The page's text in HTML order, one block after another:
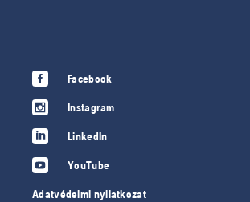
Facebook
Instagram
LinkedIn
YouTube
Adatvédelmi nyilatkozat